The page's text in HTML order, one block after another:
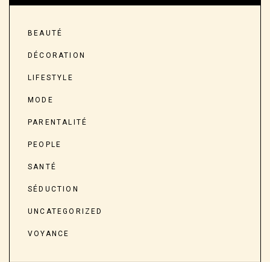
BEAUTÉ
DÉCORATION
LIFESTYLE
MODE
PARENTALITÉ
PEOPLE
SANTÉ
SÉDUCTION
UNCATEGORIZED
VOYANCE